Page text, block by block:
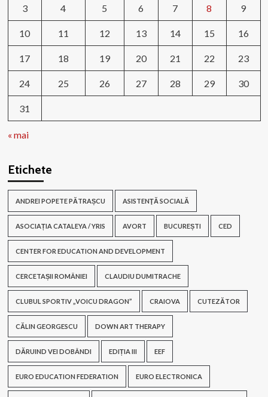
3 4 5 6 7 8 9
10 11 12 13 14 15 16
17 18 19 20 21 22 23
24 25 26 27 28 29 30
31
« mai
Etichete
ANDREI POPETE PĂTRAȘCU ASISTENŢĂ SOCIALĂ
ASOCIAȚIA CATALEYA / YRIS AVORT BUCUREȘTI CED
CENTER FOR EDUCATION AND DEVELOPMENT
CERCETAȘII ROMÂNIEI CLAUDIU DUMITRACHE
CLUBUL SPORTIV „VOICU DRAGON” CRAIOVA CUTEZĂTOR
CĂLIN GEORGESCU DOWN ART THERAPY
DĂRUIND VEI DOBÂNDI EDIȚIA III EEF
EURO EDUCATION FEDERATION EURO ELECTRONICA